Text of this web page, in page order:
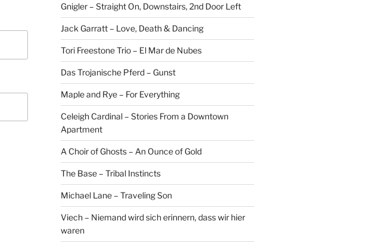
Gnigler – Straight On, Downstairs, 2nd Door Left
Jack Garratt – Love, Death & Dancing
Tori Freestone Trio – El Mar de Nubes
Das Trojanische Pferd – Gunst
Maple and Rye – For Everything
Celeigh Cardinal – Stories From a Downtown
Apartment
A Choir of Ghosts – An Ounce of Gold
The Base – Tribal Instincts
Michael Lane – Traveling Son
Viech – Niemand wird sich erinnern, dass wir hier
waren